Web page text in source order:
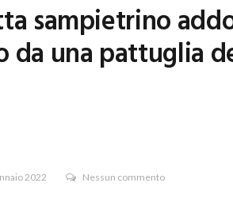
sampietrino
da una pattuglia
2022 Nessun commento